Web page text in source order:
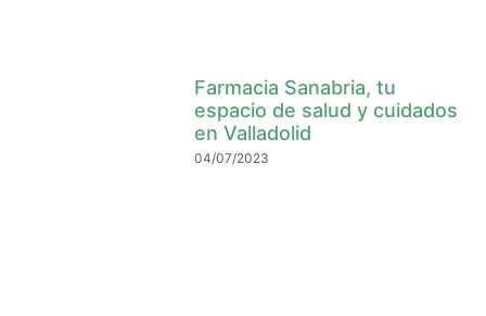
Farmacia Sanabria, tu
espacio de salud y cuidados
en Valladolid
04/07/2023